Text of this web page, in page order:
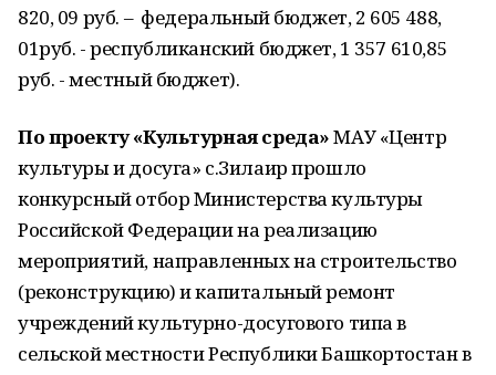
820, 09 руб. – федеральный бюджет, 2 605 488,
01руб. - республиканский бюджет, 1 357 610,85
руб. - местный бюджет).
По проекту «Культурная среда»МАУ «Центр
культуры и досуга» с.Зилаир прошло
конкурсный отбор Министерства культуры
Российской Федерации на реализацию
мероприятий, направленных на строительство
(реконструкцию) и капитальный ремонт
учреждений культурно-досугового типа в
сельской местности Республики Башкортостан в